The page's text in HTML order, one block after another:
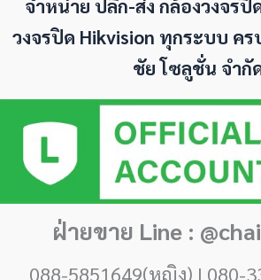
จำหน่าย ปลีก-ส่ง กล้องวงจรปิ
วงจรปิด Hikvision ทุกระบบ คร
ชัย โซลูชั่น จำกั
ฝ่ายขาย Line :
088-5851649(หญิง) | 080-